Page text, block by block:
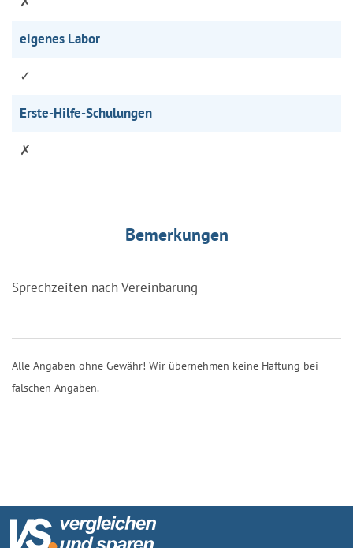
eigenes Labor
✓
Erste-Hilfe-Schulungen
✗
Bemerkungen
Sprechzeiten nach Vereinbarung
Alle Angaben ohne Gewähr! Wir übernehmen keine Haftung bei
falschen Angaben.